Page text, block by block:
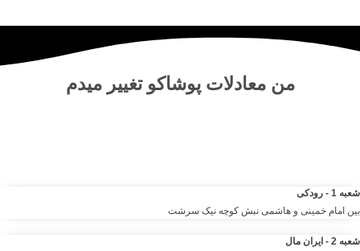
من معادلات پوشاکو تغییر میدم
شعبه 1 - رودکی
بین امام خمینی و هاشمی نبش کوچه نیک سرشت
شعبه 2 - ایران مال